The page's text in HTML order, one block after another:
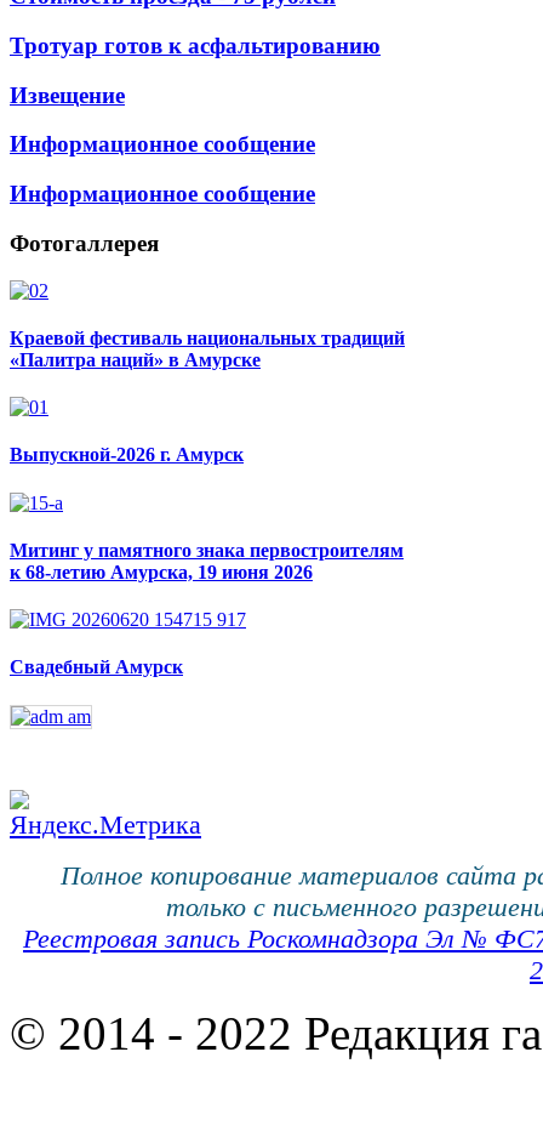
Тротуар готов к асфальтированию
Извещение
Информационное сообщение
Информационное сообщение
Фотогаллерея
Краевой фестиваль национальных традиций
«Палитра наций» в Амурске
Выпускной-2026 г. Амурск
Митинг у памятного знака первостроителям
к 68-летию Амурска, 19 июня 2026
Свадебный Амурск
Полное копирование материалов сайта
только с письменного
Реестровая запись Роскомнадзора Эл №
© 2014 - 2022 Редакция